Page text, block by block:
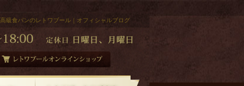
高級食パンのレトワブール｜オフィシャルブログ